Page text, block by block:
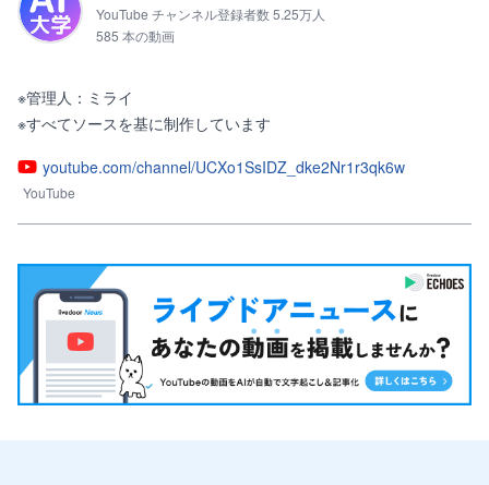
YouTube チャンネル登録者数 5.25万人
585 本の動画
※管理人：ミライ
※すべてソースを基に制作しています
youtube.com/channel/UCXo1SsIDZ_dke2Nr1r3qk6w
YouTube